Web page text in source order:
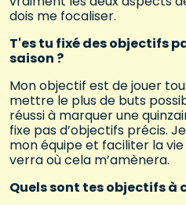
dois me focaliser.
T'es tu fixé des objectifs
saison ?
Mon objectif est de jouer
mettre le plus de buts
réussi à marquer une
fixe pas d’objectifs précis.
mon équipe et faciliter la
verra où cela m’amènera.
Quels sont tes objectifs à